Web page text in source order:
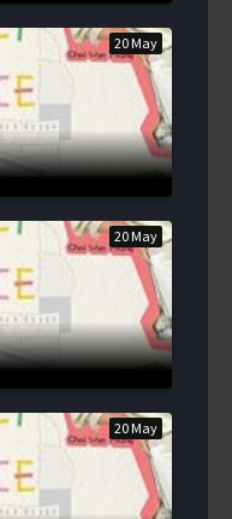
20 May
20 May
20 May